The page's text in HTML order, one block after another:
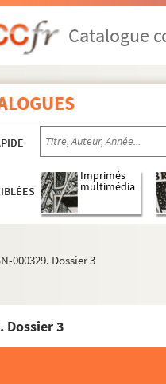
Catalogue
Imprimés
multimédia
000329. Dossier 3
Dossier 3
Cervier, Suzanne
Césaire, Frédérique
Champinot, Claude
Chardigny, Louis
Charles, Catherine
8-FSE-000056. Charlet,
Chatschkoffa, Irène
Chaussier, Annie
Chazal, Robert